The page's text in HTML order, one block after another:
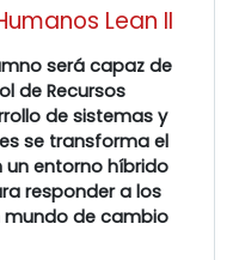
Lean II
será capaz de
de Recursos
de sistemas y
se transforma el
un entorno híbrido
responder a los
mundo de cambio